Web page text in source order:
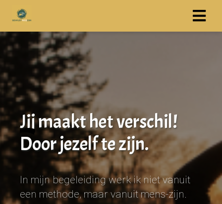
Jijmaakt het verschil!
Door jezelf te zijn.
In mijn begeleiding werk ik niet vanuit
een methode, maar vanuit mens-zijn.